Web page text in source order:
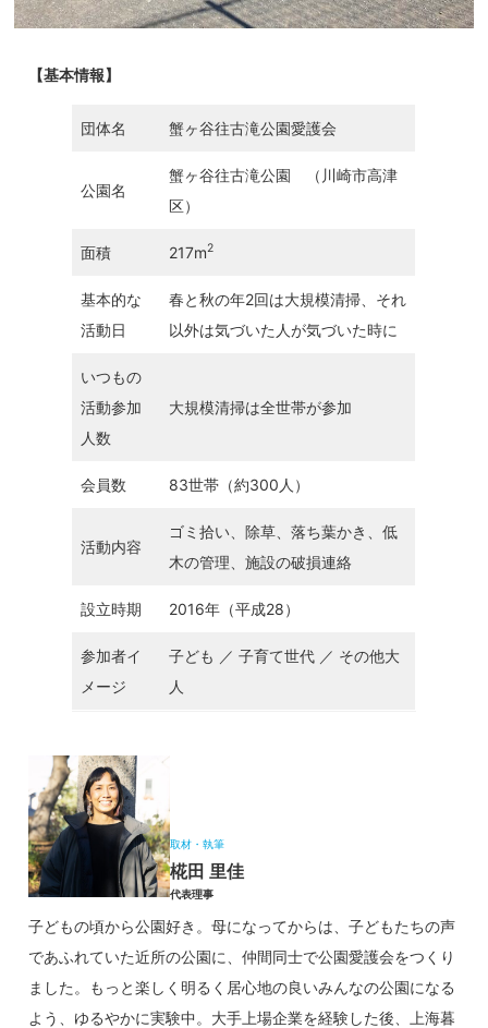
【基本情報】
団体名 蟹ヶ谷往古滝公園愛護会
公園名
蟹ヶ谷往古滝公園 （川崎市高津
区）
面積 217m2
基本的な
活動日
春と秋の年2回は大規模清掃、それ
以外は気づいた人が気づいた時に
いつもの
活動参加
人数
大規模清掃は全世帯が参加
会員数 83世帯（約300人）
活動内容
ゴミ拾い、除草、落ち葉かき、低
木の管理、施設の破損連絡
設立時期 2016年（平成28）
参加者イ
メージ
子ども ／ 子育て世代 ／ その他大
人
取材・執筆
椛田 里佳
代表理事
子どもの頃から公園好き。母になってからは、子どもたちの声
であふれていた近所の公園に、仲間同士で公園愛護会をつくり
ました。もっと楽しく明るく居心地の良いみんなの公園になる
よう、ゆるやかに実験中。大手上場企業を経験した後、上海暮